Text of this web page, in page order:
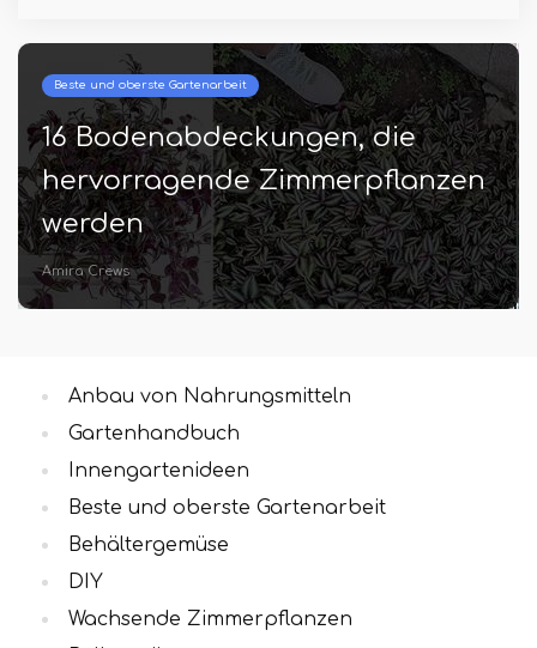
Beste und oberste Gartenarbeit
16 Bodenabdeckungen, die
hervorragende Zimmerpflanzen
werden
Amira Crews
Anbau von Nahrungsmitteln
Gartenhandbuch
Innengartenideen
Beste und oberste Gartenarbeit
Behältergemüse
DIY
Wachsende Zimmerpflanzen